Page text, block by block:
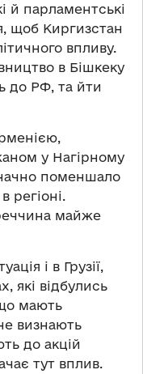
й парламентські
щоб Киргизстан
впливу.
в Бішкеку
до РФ, та йти
у Нагірному
поменшало
регіоні.
майже
і в Грузії,
які відбулись
що мають
визнають
до акцій
тут вплив.